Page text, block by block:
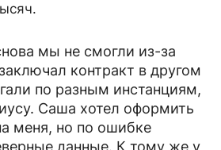
мы не смогли из-за
контракт в другом
по разным инстанциям,
Саша хотел оформить
меня, но по ошибке
данные. К тому же у